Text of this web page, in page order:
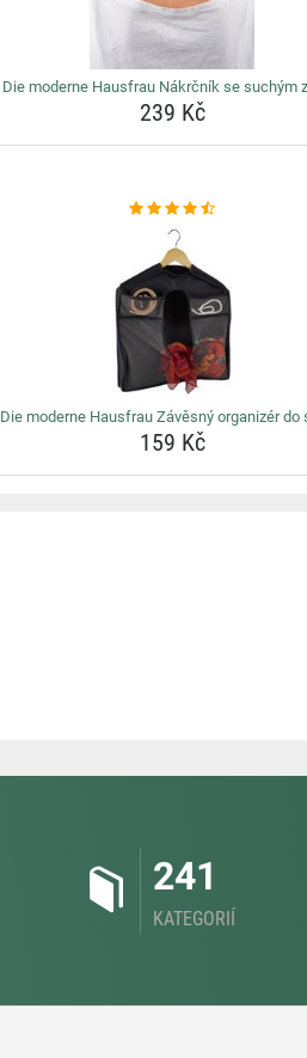
Die moderne Hausfrau Nákrčník se suchým
239 Kč
Die moderne Hausfrau Závěsný organizér do
159 Kč
241
KATEGORIÍ